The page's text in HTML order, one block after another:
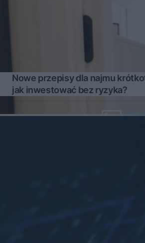
Nowe przepisy dla najmu
jak inwestować bez ryzyka?